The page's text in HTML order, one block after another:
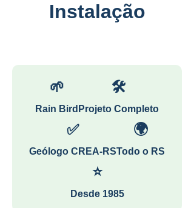
Instalação
🌱
Rain Bird
🛠
Projeto Completo
✅
Geólogo CREA-RS
🌍
Todo o RS
⭐
Desde 1985